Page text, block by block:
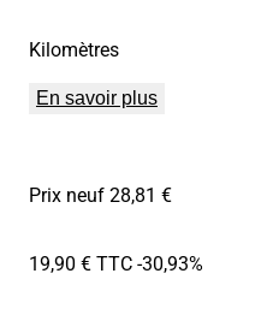
Kilomètres
En savoir plus
Prix neuf 28,81 €
19,90 € TTC-30,93%